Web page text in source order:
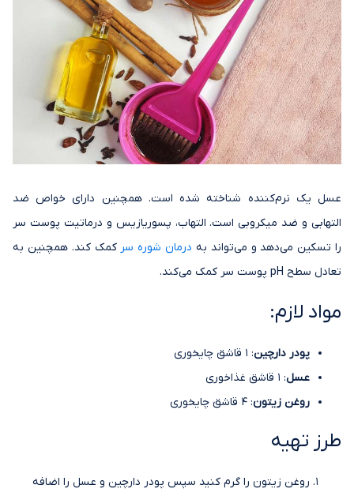
عسل یک نرم‌کننده شناخته شده است. همچنین دارای خواص ضد
التهابی و ضد میکروبی است. التهاب، پسوریازیس و درماتیت پوست سر
را تسکین می‌دهد و می‌تواند به درمان شوره سر کمک کند. همچنین به
تعادل سطح pH پوست سر کمک می‌کند.
مواد لازم:
پودر دارچین: 1 قاشق چایخوری
عسل: 1 قاشق غذاخوری
روغن زیتون: 4 قاشق چایخوری
طرز تهیه
روغن زیتون را گرم کنید سپس پودر دارچین و عسل را اضافه